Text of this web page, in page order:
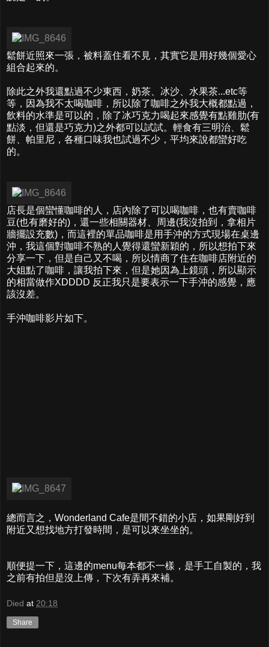
鬆餅近照來一張，被料蓋住看不見，其實它是用好幾個愛心
組合起來的。
除此之外我還點過不少東西，奶茶、冰沙、水果茶...etc等
等，因為我不太喝咖啡，所以除了咖啡之外我大概都點過，
飲料的水準是可以的，除了冰巧克力喝起來感覺有點雞肋(有
點淡，但還是巧克力)之外都可以試試。輕食有三明治、鬆
餅、帕里尼，各種口味我也試過不少，平均來說都蠻好吃
的。
店長是個蠻懂咖啡的人，店內除了可以喝咖啡，也有賣咖啡
豆(也有磨好的)，還一些相關器材、周邊(我沒拍到，拿相片
牆擺設充數)，而這裡的單品咖啡是用手沖的方式現場在桌邊
沖，我這個對咖啡不熟的人覺得還蠻新穎的，所以想拍下來
分享一下，但是自己又不喝，所以情商了住在咖啡店附近的
大姐點了咖啡，讓我拍下來，但是她因為上鏡頭，所以顯示
的相當做作XDDDD 反正我只是要表示一下手沖的感覺，應
該沒差。
手沖咖啡影片如下。
總而言之，Wonderland Cafe是間不錯的小店，如果剛好到
附近又想找地方打發時間，是可以來坐坐的。
順便提一下，這邊的menu每本都不一樣，是手工自製的，我
之前有拍但是沒上傳，下次有弄再來補。
Died at 20:18
Share